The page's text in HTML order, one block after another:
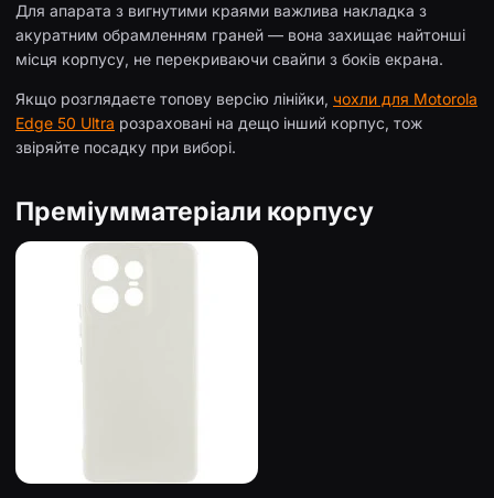
Для апарата з вигнутими краями важлива накладка з
акуратним обрамленням граней — вона захищає найтонші
місця корпусу, не перекриваючи свайпи з боків екрана.
Якщо розглядаєте топову версію лінійки, чохли для Motorola
Edge 50 Ultra розраховані на дещо інший корпус, тож
звіряйте посадку при виборі.
Преміумматеріали корпусу